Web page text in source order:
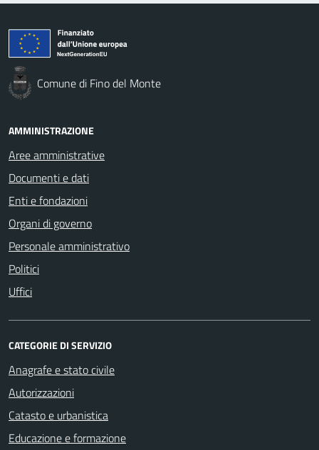
Comune di Fino del Monte
AMMINISTRAZIONE
Aree amministrative
Documenti e dati
Enti e fondazioni
Organi di governo
Personale amministrativo
Politici
Uffici
CATEGORIE DI SERVIZIO
Anagrafe e stato civile
Autorizzazioni
Catasto e urbanistica
Educazione e formazione